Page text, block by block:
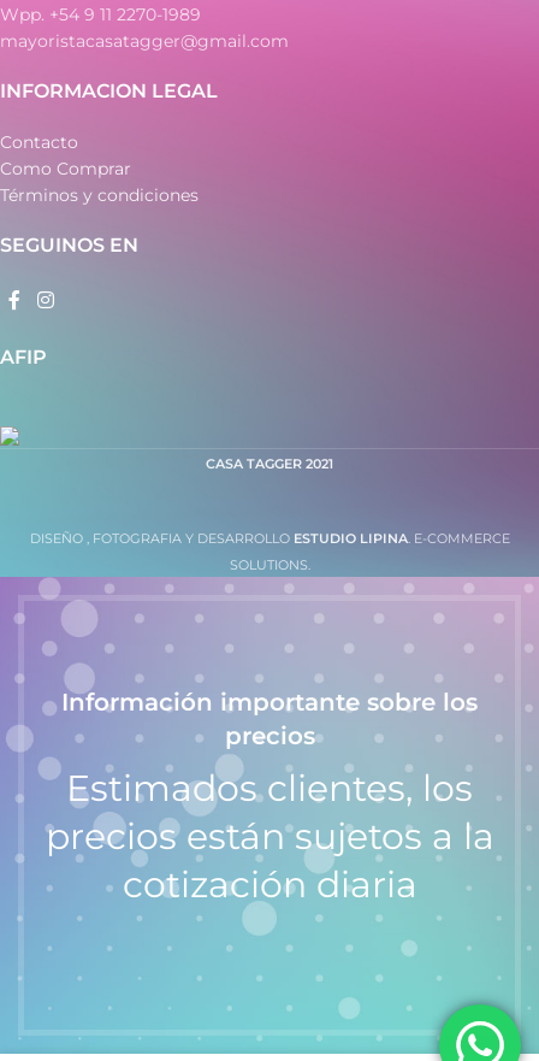
Wpp. +54 9 11 2270-1989
mayoristacasatagger@gmail.com
INFORMACION LEGAL
Contacto
Como Comprar
Términos y condiciones
SEGUINOS EN
AFIP
CASA TAGGER 2021
DISEÑO , FOTOGRAFIA Y DESARROLLO ESTUDIO LIPINA. E-COMMERCE
SOLUTIONS.
Información importante sobre los
precios
Estimados clientes, los
precios están sujetos a la
cotización diaria